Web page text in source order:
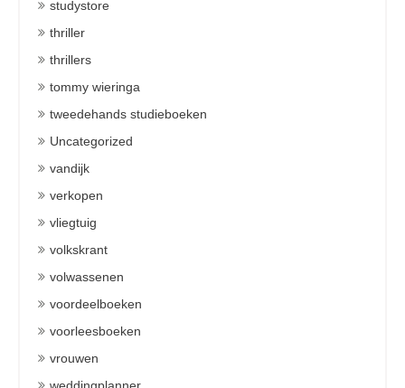
studystore
thriller
thrillers
tommy wieringa
tweedehands studieboeken
Uncategorized
vandijk
verkopen
vliegtuig
volkskrant
volwassenen
voordeelboeken
voorleesboeken
vrouwen